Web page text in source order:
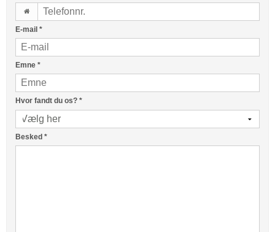
E-mail *
Emne *
Hvor fandt du os? *
Besked *